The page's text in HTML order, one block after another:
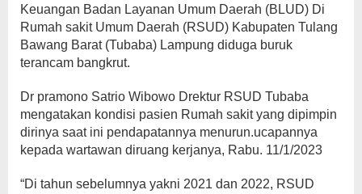
Keuangan Badan Layanan Umum Daerah (BLUD) Di
Rumah sakit Umum Daerah (RSUD) Kabupaten Tulang
Bawang Barat (Tubaba) Lampung diduga buruk
terancam bangkrut.
Dr pramono Satrio Wibowo Drektur RSUD Tubaba
mengatakan kondisi pasien Rumah sakit yang dipimpin
dirinya saat ini pendapatannya menurun.ucapannya
kepada wartawan diruang kerjanya, Rabu. 11/1/2023
“Di tahun sebelumnya yakni 2021 dan 2022, RSUD